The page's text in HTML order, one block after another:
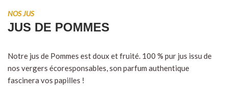
NOS JUS
JUS DE POMMES
Notre jus de Pommes est doux et fruité. 100 % pur jus issu de
nos vergers écoresponsables, son parfum authentique
fascinera vos papilles !